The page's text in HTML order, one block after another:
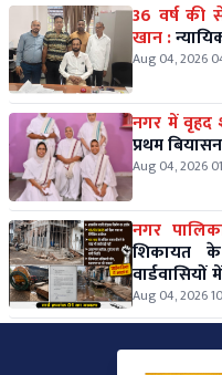
36 वर्ष की
खान :
Aug 04, 2026
नगर में वृहद
प्रथम
Aug 04, 2026
शिकायत
Aug 04, 2026